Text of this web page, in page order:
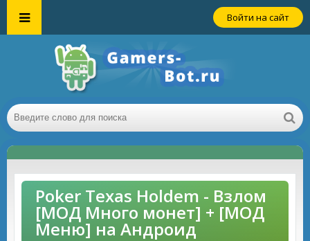
Войти на сайт
Poker Texas Holdem - Взлом
[МОД Много монет] + [МОД
Меню] на Андроид